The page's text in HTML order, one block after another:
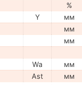
%
Y мм
мм
мм
Wa мм
Ast мм